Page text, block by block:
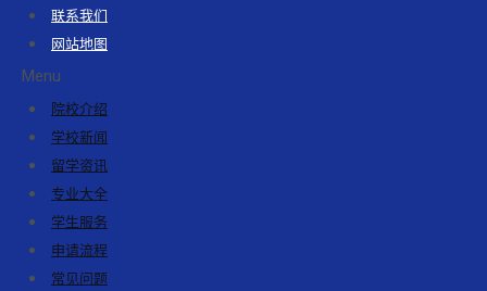
联系我们
网站地图
Menu
院校介绍
学校新闻
留学资讯
专业大全
学生服务
申请流程
常见问题